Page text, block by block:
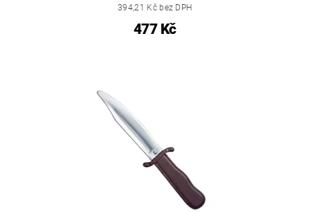
394,21 Kč bez DPH
477 Kč